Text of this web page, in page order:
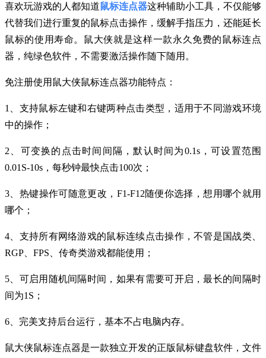
喜欢玩游戏的人都知道鼠标连点器这种辅助小工具，不仅能够
代替我们进行重复的鼠标点击操作，缓解手指压力，还能延长
鼠标的使用寿命。鼠大侠就是这样一款永久免费的鼠标连点
器，纯绿色软件，不需要激活操作随下随用。
免注册使用鼠大侠鼠标连点器功能特点：
1、支持鼠标左键和右键两种点击类型，适用于不同游戏环境
中的操作；
2、可变换的点击时间间隔，默认时间为0.1s，可设置范围
0.01S-10s，每秒钟最快点击100次；
3、热键操作可随意更改，F1-F12随便你选择，想用哪个就用
哪个；
4、支持所有网络游戏的鼠标连续点击操作，不管是国战类、
RGP、FPS、传奇类游戏都能使用；
5、可启用随机间隔时间，如果有需要可开启，最长的间隔时
间为1S；
6、完美支持后台运行，基本不占电脑内存。
鼠大侠鼠标连点器是一款独立开发的正版鼠标键盘软件，文件